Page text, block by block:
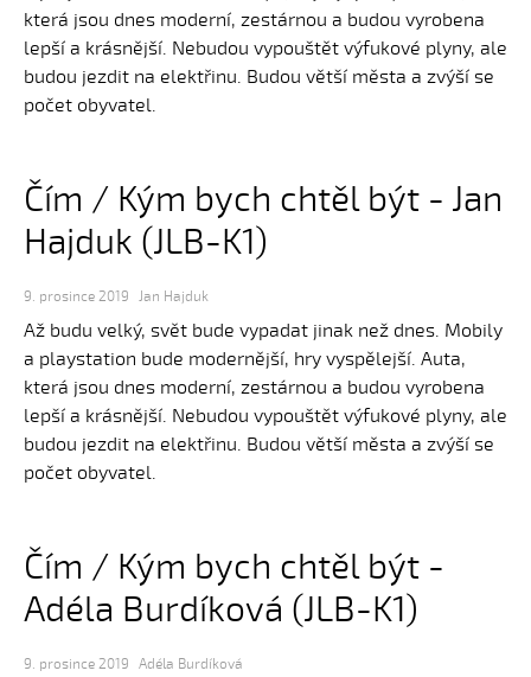
která jsou dnes moderní, zestárnou a budou vyrobena
lepší a krásnější. Nebudou vypouštět výfukové plyny, ale
budou jezdit na elektřinu. Budou větší města a zvýší se
počet obyvatel.
Čím / Kým bych chtěl být - Jan
Hajduk (JLB-K1)
9. prosince 2019 Jan Hajduk
Až budu velký, svět bude vypadat jinak než dnes. Mobily
a playstation bude modernější, hry vyspělejší. Auta,
která jsou dnes moderní, zestárnou a budou vyrobena
lepší a krásnější. Nebudou vypouštět výfukové plyny, ale
budou jezdit na elektřinu. Budou větší města a zvýší se
počet obyvatel.
Čím / Kým bych chtěl být -
Adéla Burdíková (JLB-K1)
9. prosince 2019 Adéla Burdíková